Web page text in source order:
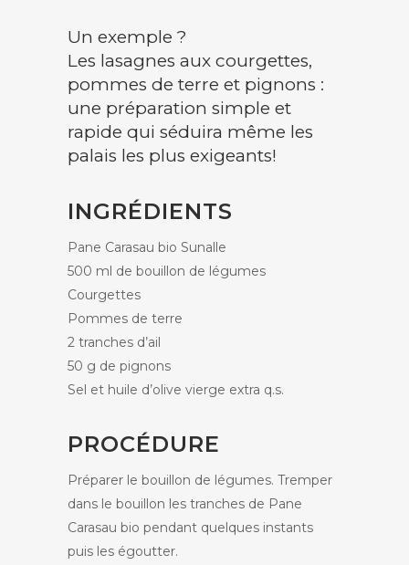
Un exemple ?
Les lasagnes aux courgettes,
pommes de terre et pignons :
une préparation simple et
rapide qui séduira même les
palais les plus exigeants!
INGRÉDIENTS
Pane Carasau bio Sunalle
500 ml de bouillon de légumes
Courgettes
Pommes de terre
2 tranches d’ail
50 g de pignons
Sel et huile d’olive vierge extra q.s.
PROCÉDURE
Préparer le bouillon de légumes. Tremper
dans le bouillon les tranches de Pane
Carasau bio pendant quelques instants
puis les égoutter.